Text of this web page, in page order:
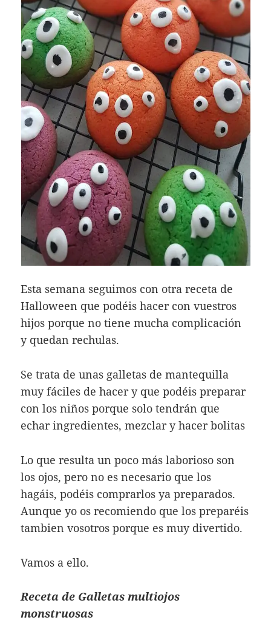
Esta semana seguimos con otra receta de
Halloween que podéis hacer con vuestros
hijos porque no tiene mucha complicación
y quedan rechulas.
Se trata de unas galletas de mantequilla
muy fáciles de hacer y que podéis preparar
con los niños porque solo tendrán que
echar ingredientes, mezclar y hacer bolitas
Lo que resulta un poco más laborioso son
los ojos, pero no es necesario que los
hagáis, podéis comprarlos ya preparados.
Aunque yo os recomiendo que los preparéis
tambien vosotros porque es muy divertido.
Vamos a ello.
Receta de Galletas multiojos
monstruosas